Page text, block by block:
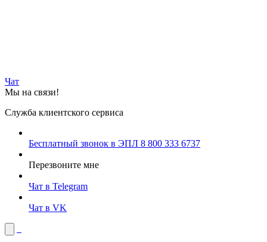
Чат
Мы на связи!
Служба клиентского сервиса
Бесплатный звонок в ЭПЛ 8 800 333 6737
Перезвоните мне
Чат в Telegram
Чат в VK